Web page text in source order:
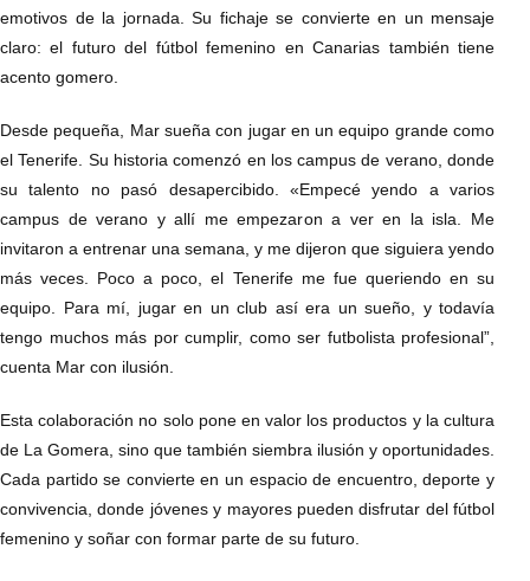
emotivos de la jornada. Su fichaje se convierte en un mensaje
claro: el futuro del fútbol femenino en Canarias también tiene
acento gomero.
Desde pequeña, Mar sueña con jugar en un equipo grande como
el Tenerife. Su historia comenzó en los campus de verano, donde
su talento no pasó desapercibido. «Empecé yendo a varios
campus de verano y allí me empezaron a ver en la isla. Me
invitaron a entrenar una semana, y me dijeron que siguiera yendo
más veces. Poco a poco, el Tenerife me fue queriendo en su
equipo. Para mí, jugar en un club así era un sueño, y todavía
tengo muchos más por cumplir, como ser futbolista profesional”,
cuenta Mar con ilusión.
Esta colaboración no solo pone en valor los productos y la cultura
de La Gomera, sino que también siembra ilusión y oportunidades.
Cada partido se convierte en un espacio de encuentro, deporte y
convivencia, donde jóvenes y mayores pueden disfrutar del fútbol
femenino y soñar con formar parte de su futuro.